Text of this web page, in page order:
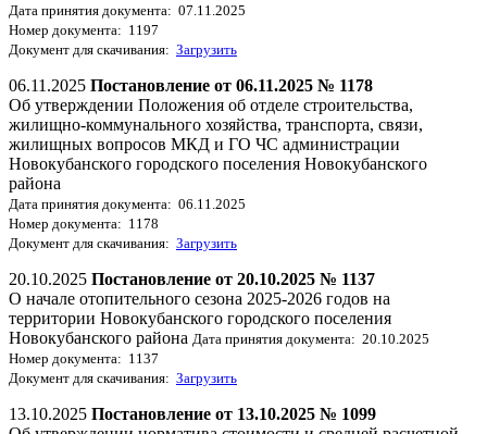
Дата принятия документа: 07.11.2025
Номер документа: 1197
Документ для скачивания: Загрузить
06.11.2025 Постановление от 06.11.2025 № 1178
Об утверждении Положения об отделе строительства,
жилищно-коммунального хозяйства, транспорта, связи,
жилищных вопросов МКД и ГО ЧС администрации
Новокубанского городского поселения Новокубанского
района
Дата принятия документа: 06.11.2025
Номер документа: 1178
Документ для скачивания: Загрузить
20.10.2025 Постановление от 20.10.2025 № 1137
О начале отопительного сезона 2025-2026 годов на
территории Новокубанского городского поселения
Новокубанского района Дата принятия документа: 20.10.2025
Номер документа: 1137
Документ для скачивания: Загрузить
13.10.2025 Постановление от 13.10.2025 № 1099